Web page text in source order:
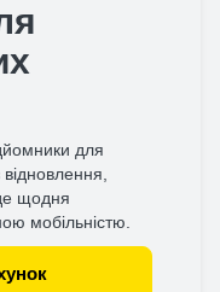
для
відновлення,
щодня
мобільністю.